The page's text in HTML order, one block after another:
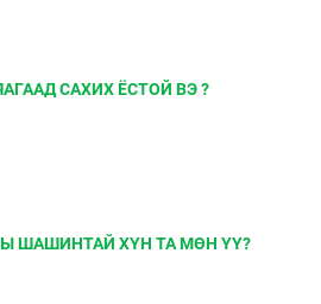
САХИХ ЁСТОЙ ВЭ ?
ШАШИНТАЙ ХҮН ТА МӨН ҮҮ?